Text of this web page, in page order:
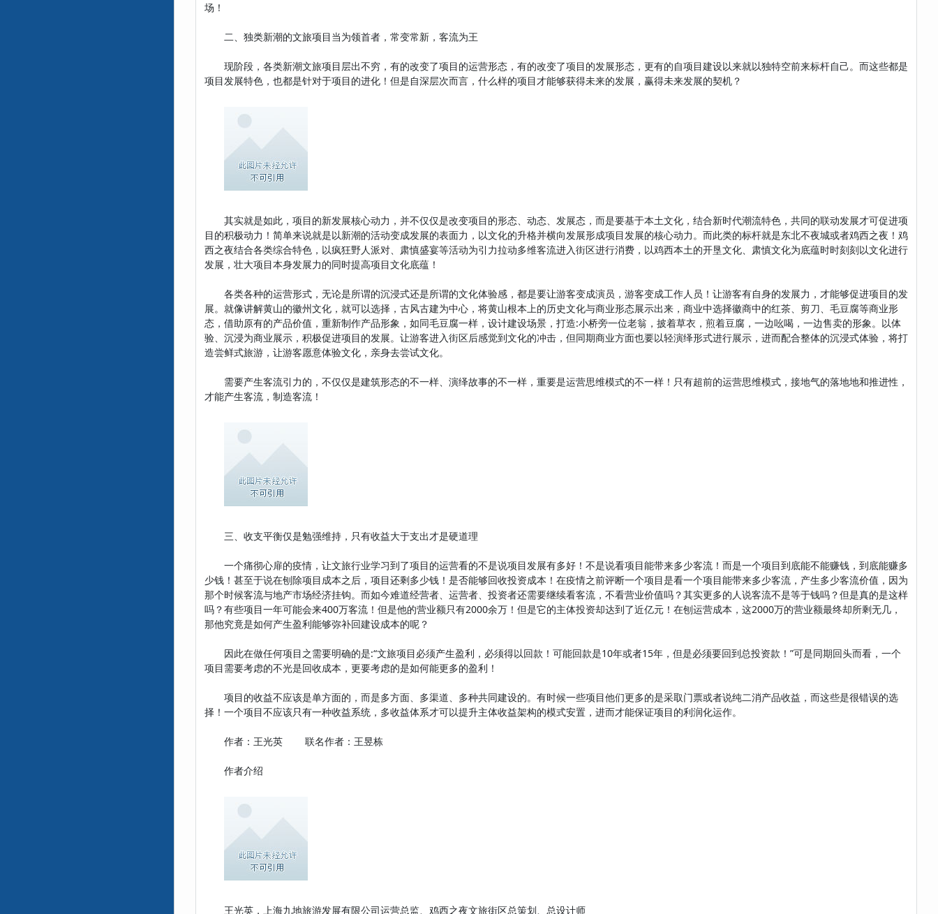
场！
二、独类新潮的文旅项目当为领首者，常变常新，客流为王
现阶段，各类新潮文旅项目层出不穷，有的改变了项目的运营形态，有的改变了项目的发展形态，更有的自项目建设以来就以独特空前来标杆自己。而这些都是
项目发展特色，也都是针对于项目的进化！但是自深层次而言，什么样的项目才能够获得未来的发展，赢得未来发展的契机？
其实就是如此，项目的新发展核心动力，并不仅仅是改变项目的形态、动态、发展态，而是要基于本土文化，结合新时代潮流特色，共同的联动发展才可促进项
目的积极动力！简单来说就是以新潮的活动变成发展的表面力，以文化的升格并横向发展形成项目发展的核心动力。而此类的标杆就是东北不夜城或者鸡西之夜！鸡
西之夜结合各类综合特色，以疯狂野人派对、肃慎盛宴等活动为引力拉动多维客流进入街区进行消费，以鸡西本土的开垦文化、肃慎文化为底蕴时时刻刻以文化进行
发展，壮大项目本身发展力的同时提高项目文化底蕴！
各类各种的运营形式，无论是所谓的沉浸式还是所谓的文化体验感，都是要让游客变成演员，游客变成工作人员！让游客有自身的发展力，才能够促进项目的发
展。就像讲解黄山的徽州文化，就可以选择，古风古建为中心，将黄山根本上的历史文化与商业形态展示出来，商业中选择徽商中的红茶、剪刀、毛豆腐等商业形
态，借助原有的产品价值，重新制作产品形象，如同毛豆腐一样，设计建设场景，打造:小桥旁一位老翁，披着草衣，煎着豆腐，一边吆喝，一边售卖的形象。以体
验、沉浸为商业展示，积极促进项目的发展。让游客进入街区后感觉到文化的冲击，但同期商业方面也要以轻演绎形式进行展示，进而配合整体的沉浸式体验，将打
造尝鲜式旅游，让游客愿意体验文化，亲身去尝试文化。
需要产生客流引力的，不仅仅是建筑形态的不一样、演绎故事的不一样，重要是运营思维模式的不一样！只有超前的运营思维模式，接地气的落地地和推进性，
才能产生客流，制造客流！
三、收支平衡仅是勉强维持，只有收益大于支出才是硬道理
一个痛彻心扉的疫情，让文旅行业学习到了项目的运营看的不是说项目发展有多好！不是说看项目能带来多少客流！而是一个项目到底能不能赚钱，到底能赚多
少钱！甚至于说在刨除项目成本之后，项目还剩多少钱！是否能够回收投资成本！在疫情之前评断一个项目是看一个项目能带来多少客流，产生多少客流价值，因为
那个时候客流与地产市场经济挂钩。而如今难道经营者、运营者、投资者还需要继续看客流，不看营业价值吗？其实更多的人说客流不是等于钱吗？但是真的是这样
吗？有些项目一年可能会来400万客流！但是他的营业额只有2000余万！但是它的主体投资却达到了近亿元！在刨运营成本，这2000万的营业额最终却所剩无几，
那他究竟是如何产生盈利能够弥补回建设成本的呢？
因此在做任何项目之需要明确的是:“文旅项目必须产生盈利，必须得以回款！可能回款是10年或者15年，但是必须要回到总投资款！”可是同期回头而看，一个
项目需要考虑的不光是回收成本，更要考虑的是如何能更多的盈利！
项目的收益不应该是单方面的，而是多方面、多渠道、多种共同建设的。有时候一些项目他们更多的是采取门票或者说纯二消产品收益，而这些是很错误的选
择！一个项目不应该只有一种收益系统，多收益体系才可以提升主体收益架构的模式安置，进而才能保证项目的利润化运作。
作者：王光英 联名作者：王昱栋
作者介绍
王光英，上海九地旅游发展有限公司运营总监、鸡西之夜文旅街区总策划、总设计师